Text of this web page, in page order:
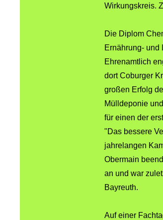
Wirkungskreis.
Die Diplom
Ernährung- und
Ehrenamtlich
dort Coburger
großen Erfolg
Mülldeponie
für einen der
"Das bessere
jahrelangen
Obermain
an und war
Bayreuth.
Auf einer